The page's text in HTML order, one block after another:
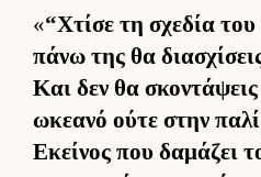
«“Χτίσε τη σχεδία
πάνω της θα
Και δεν θα
ωκεανό ούτε στην
Εκεί­νος που δαμάζει